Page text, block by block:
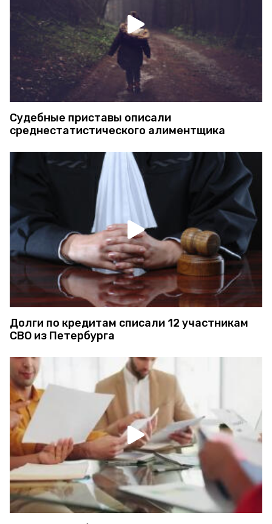
Судебные приставы описали
среднестатистического алиментщика
Долги по кредитам списали 12 участникам
СВО из Петербурга